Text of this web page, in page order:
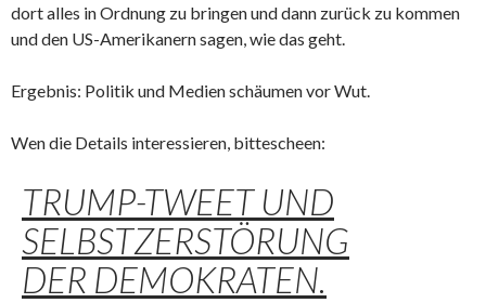
dort alles in Ordnung zu bringen und dann zurück zu kommen
und den US-Amerikanern sagen, wie das geht.
Ergebnis: Politik und Medien schäumen vor Wut.
Wen die Details interessieren, bittescheen:
TRUMP-TWEET UND
SELBSTZERSTÖRUNG
DER DEMOKRATEN.